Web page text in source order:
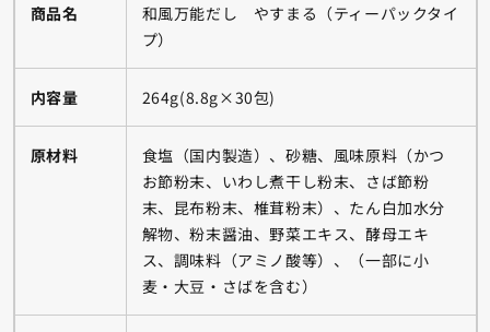
商品名
和風万能だし やすまる（ティーパックタイ
プ）
内容量 264g(8.8g×30包)
原材料
食塩（国内製造）、砂糖、風味原料（かつ
お節粉末、いわし煮干し粉末、さば節粉
末、昆布粉末、椎茸粉末）、たん白加水分
解物、粉末醤油、野菜エキス、酵母エキ
ス、調味料（アミノ酸等）、（一部に小
麦・大豆・さばを含む）